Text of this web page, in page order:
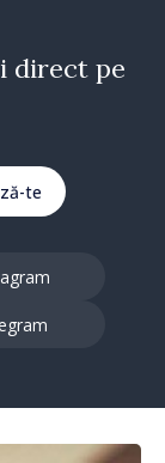
direct pe
te